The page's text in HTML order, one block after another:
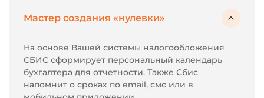
Мастер создания «нулевки»
На основе Вашей системы налогообложения
СБИС сформирует персональный календарь
бухгалтера для отчетности. Также Сбис
напомнит о сроках по email, смс или в